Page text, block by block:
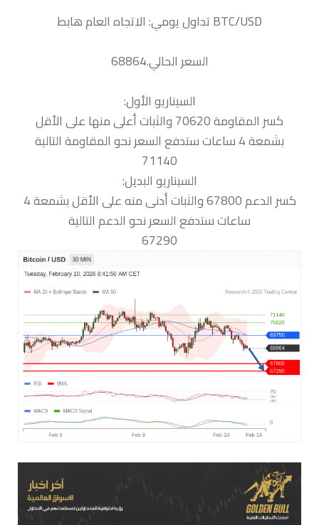
السعر الحالي.68864
السيناريو الأول:
كسر المقاومة 70620 والثبات أعلى منها على الأقل
بشمعة 4 ساعات ستدفع السعر نحو المقاومة التالية
71140
السيناريو البديل:
كسر الدعم 67800 والثبات أدنى منه على الأقل بشمعة 4
ساعات ستدفع السعر نحو الدعم التالية
67290